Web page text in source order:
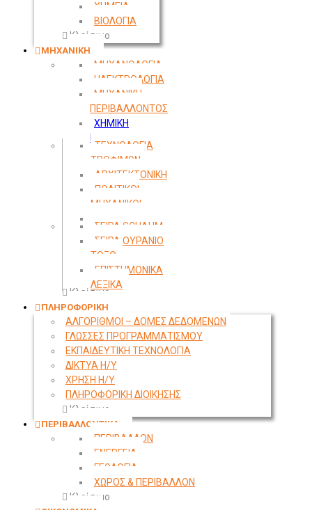
ΧΗΜΕΙΑ
ΒΙΟΛΟΓΙΑ
Κλείσιμο
ΜΗΧΑΝΙΚΗ
ΜΗΧΑΝΟΛΟΓΙΑ
ΗΛΕΚΤΡΟΛΟΓΙΑ
ΜΗΧΑΝΙΚΗ
ΠΕΡΙΒΑΛΛΟΝΤΟΣ
ΧΗΜΙΚΗ
ΤΕΧΝΟΛΟΓΙΑ
ΤΡΟΦΙΜΩΝ
ΑΡΧΙΤΕΚΤΟΝΙΚΗ
ΠΟΛΙΤΙΚΟΙ
ΜΗΧΑΝΙΚΟΙ
ΣΕΙΡΑ SCHAUM
ΣΕΙΡΑ ΟΥΡΑΝΙΟ
ΤΟΞΟ
ΕΠΙΣΤΗΜΟΝΙΚΑ
ΛΕΞΙΚΑ
Κλείσιμο
ΠΛΗΡΟΦΟΡΙΚΗ
ΑΛΓΟΡΙΘΜΟΙ – ΔΟΜΕΣ ΔΕΔΟΜΕΝΩΝ
ΓΛΩΣΣΕΣ ΠΡΟΓΡΑΜΜΑΤΙΣΜΟΥ
ΕΚΠΑΙΔΕΥΤΙΚΗ ΤΕΧΝΟΛΟΓΙΑ
ΔΙΚΤΥΑ Η/Υ
ΧΡΗΣΗ Η/Υ
ΠΛΗΡΟΦΟΡΙΚΗ ΔΙΟΙΚΗΣΗΣ
Κλείσιμο
ΠΕΡΙΒΑΛΛΟΝΤΙΚΑ
ΠΕΡΙΒΑΛΛΟΝ
ΕΝΕΡΓΕΙΑ
ΓΕΩΛΟΓΙΑ
ΧΩΡΟΣ & ΠΕΡΙΒΑΛΛΟΝ
Κλείσιμο